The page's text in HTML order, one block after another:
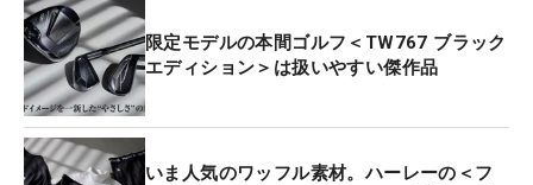
限定モデルの本間ゴルフ＜TW767 ブラック
エディション＞は扱いやすい傑作品
いま人気のワッフル素材。ハーレーの＜フ